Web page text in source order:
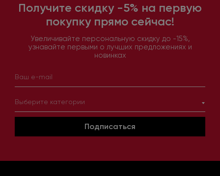
Получите скидку -5% на первую
покупку прямо сейчас!
Увеличивайте персональную скидку до -15%,
узнавайте первыми о лучших предложениях и
новинках
Выберите категории
Подписаться